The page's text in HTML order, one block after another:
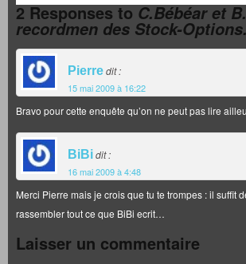
2 Responses toC.Bébéar et
recordmen des Stock-Options.
Pierredit :
15 mai 2009 à 16:22
Bravo pour cette enquête qu’on ne peut pas lire
BiBidit :
16 mai 2009 à 4:48
Merci Pierre mais je crois que tu te trompes : il suffit
rassembler tout ce que BiBi ecrit…
Laisser un commentaire